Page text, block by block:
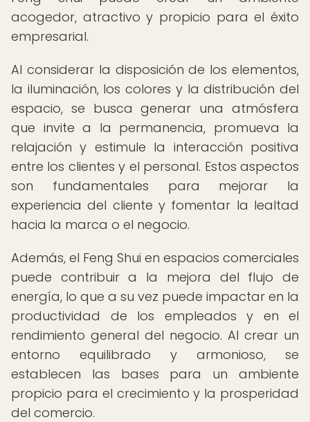
acogedor, atractivo y propicio para el éxito
empresarial.
Al considerar la disposición de los elementos,
la iluminación, los colores y la distribución del
espacio, se busca generar una atmósfera
que invite a la permanencia, promueva la
relajación y estimule la interacción positiva
entre los clientes y el personal. Estos aspectos
son fundamentales para mejorar la
experiencia del cliente y fomentar la lealtad
hacia la marca o el negocio.
Además, el Feng Shui en espacios comerciales
puede contribuir a la mejora del flujo de
energía, lo que a su vez puede impactar en la
productividad de los empleados y en el
rendimiento general del negocio. Al crear un
entorno equilibrado y armonioso, se
establecen las bases para un ambiente
propicio para el crecimiento y la prosperidad
del comercio.